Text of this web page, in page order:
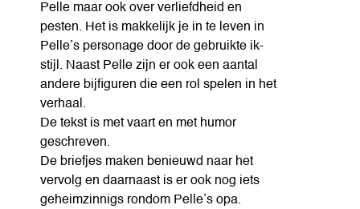
Pelle maar ook over verliefdheid en
pesten. Het is makkelijk je in te leven in
Pelle’s personage door de gebruikte ik-
stijl. Naast Pelle zijn er ook een aantal
andere bijfiguren die een rol spelen in het
verhaal.
De tekst is met vaart en met humor
geschreven.
De briefjes maken benieuwd naar het
vervolg en daarnaast is er ook nog iets
geheimzinnigs rondom Pelle’s opa.